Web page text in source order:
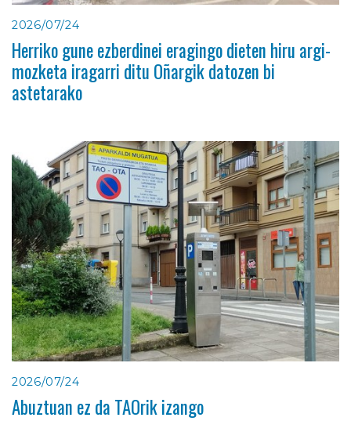
2026/07/24
Herriko gune ezberdinei eragingo dieten hiru argi-
mozketa iragarri ditu Oñargik datozen bi
astetarako
2026/07/24
Abuztuan ez da TAOrik izango